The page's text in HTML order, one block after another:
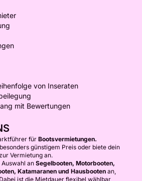
von Inseraten
mit Bewertungen
für Bootsvermietungen.
günstigem Preis oder biete dein
Vermietung an.
an Segelbooten, Motorbooten,
Katamaranen und Hausbooten an,
ist die Mietdauer flexibel wählbar